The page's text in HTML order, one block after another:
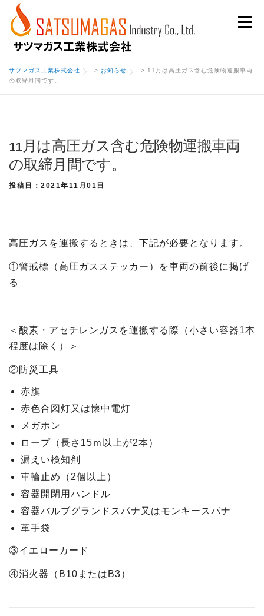
Skip
content
Menu
サツマガス工業株式会社 > お知らせ > 11月は高圧ガス含む危険物運搬車両
の取締月間です。
11月は高圧ガス含む危険物運搬車両
の取締月間です。
投稿日：2021年11月01日
高圧ガスを運搬するときは、下記が必要となります。
①警戒標（高圧ガスステッカー）を車両の前後に掲げ
る
＜酸素・アセチレンガスを運搬する際（小さい容器1本
程度は除く）＞
②防災工具
赤旗
赤色合図灯又は懐中電灯
メガホン
ロープ（長さ15ｍ以上が2本）
漏えい検知剤
車輪止め（2個以上）
容器開閉用ハンドル
容器バルブグランドスパナ又はモンキースパナ
革手袋
③イエローカード
④消火器（B10またはB3）